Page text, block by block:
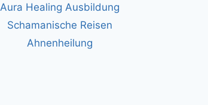
Aura Healing Ausbildung
Schamanische Reisen
Ahnenheilung